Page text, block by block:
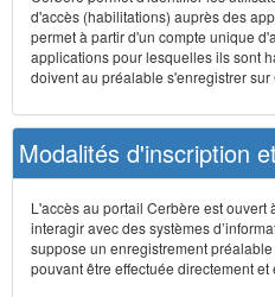
d'accès (habilitations) auprès des
permet à partir d'un compte unique
applications pour lesquelles ils sont
doivent au préalable s'enregistrer sur
Modalités d'inscription
L'accès au portail Cerbère est ouvert
interagir avec des systèmes
suppose un enregistrement
pouvant être effectuée directement